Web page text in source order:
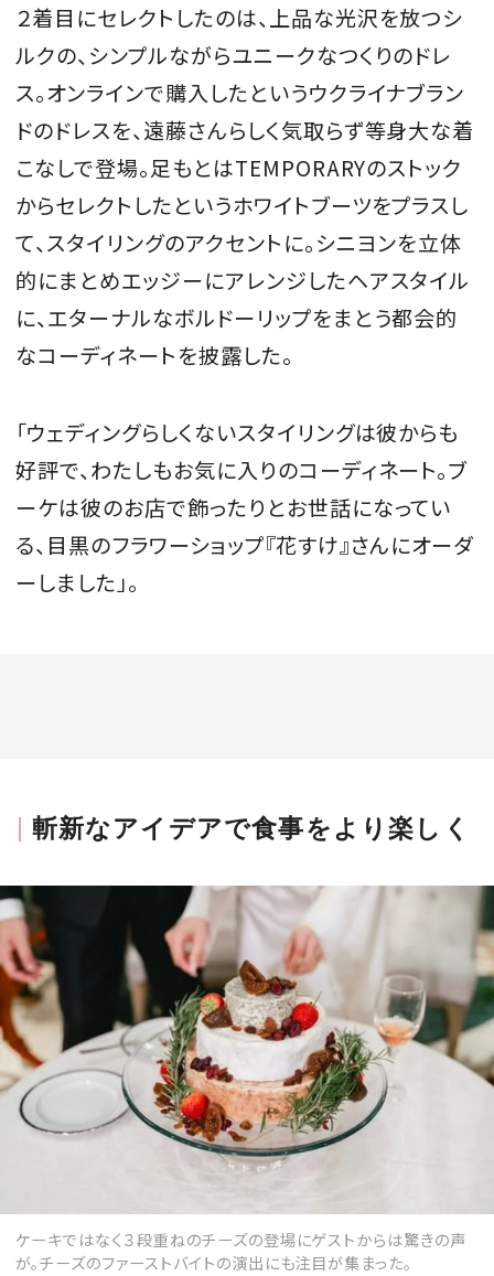
２着目にセレクトしたのは、上品な光沢を放つシ
ルクの、シンプルながらユニークなつくりのドレ
ス。オンラインで購入したというウクライナブラン
ドのドレスを、遠藤さんらしく気取らず等身大な着
こなしで登場。足もとはTEMPORARYのストック
からセレクトしたというホワイトブーツをプラスし
て、スタイリングのアクセントに。シニヨンを立体
的にまとめエッジーにアレンジしたヘアスタイル
に、エターナルなボルドーリップをまとう都会的
なコーディネートを披露した。
「ウェディングらしくないスタイリングは彼からも
好評で、わたしもお気に入りのコーディネート。ブ
ーケは彼のお店で飾ったりとお世話になってい
る、目黒のフラワーショップ『花すけ』さんにオーダ
ーしました」。
斬新なアイデアで食事をより楽しく
ケーキではなく３段重ねのチーズの登場にゲストからは驚きの声
が。チーズのファーストバイトの演出にも注目が集まった。